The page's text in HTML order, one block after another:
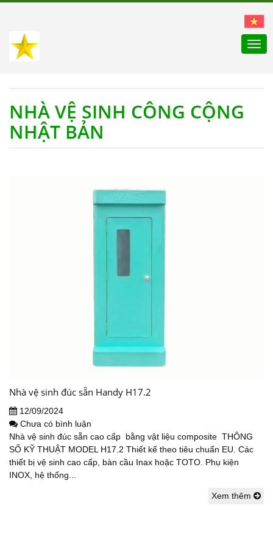
NHÀ VỆ SINH CÔNG CỘNG
NHẬT BẢN
Nhà vệ sinh đúc sẵn Handy H17.2
12/09/2024
Chưa có bình luận
Nhà vệ sinh đúc sẵn cao cấp bằng vật liệu composite THÔNG
SỐ KỸ THUẬT MODEL H17.2 Thiết kế theo tiêu chuẩn EU. Các
thiết bị vệ sinh cao cấp, bàn cầu Inax hoặc TOTO. Phụ kiện
INOX, hệ thống...
Xem thêm